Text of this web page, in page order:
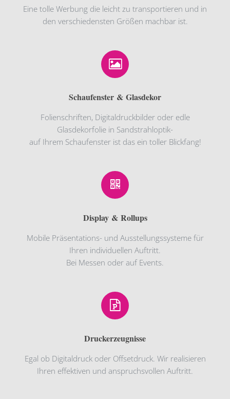
Eine tolle Werbung die leicht zu transportieren und in
den verschiedensten Größen machbar ist.
Schaufenster & Glasdekor
Folienschriften, Digitaldruckbilder oder edle
Glasdekorfolie in Sandstrahloptik-
auf Ihrem Schaufenster ist das ein toller Blickfang!
Display & Rollups
Mobile Präsentations- und Ausstellungssysteme für
Ihren individuellen Auftritt.
Bei Messen oder auf Events.
Druckerzeugnisse
Egal ob Digitaldruck oder Offsetdruck. Wir realisieren
Ihren effektiven und anspruchsvollen Auftritt.